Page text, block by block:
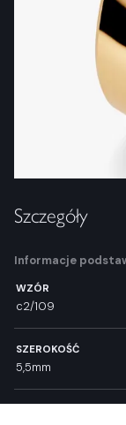
Szczegóły
Informacje
WZÓR
c2/109
SZEROKOŚĆ
5,5mm